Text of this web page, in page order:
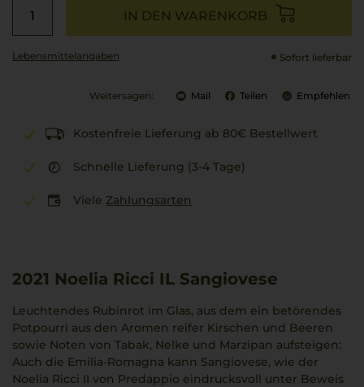
IN DEN WARENKORB
Lebensmittel­angaben Sofort lieferbar
Weitersagen: Mail Teilen Empfehlen
Kostenfreie Lieferung ab 80€ Bestellwert
Schnelle Lieferung (3-4 Tage)
Viele Zahlungsarten
2021 Noelia Ricci IL Sangiovese
Leuchtendes Rubinrot im Glas, aus dem ein betörendes
Potpourri aus den Aromen reifer Kirschen und Beeren
sowie Noten von Tabak, Nelke und Marzipan aufsteigen:
Auch die Emilia-Romagna kann Sangiovese, wie der
Noelia Ricci II von Predappio eindrucksvoll unter Beweis